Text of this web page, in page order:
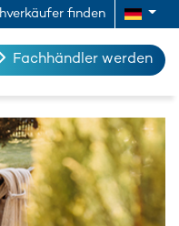
finden
Fachhändler werden